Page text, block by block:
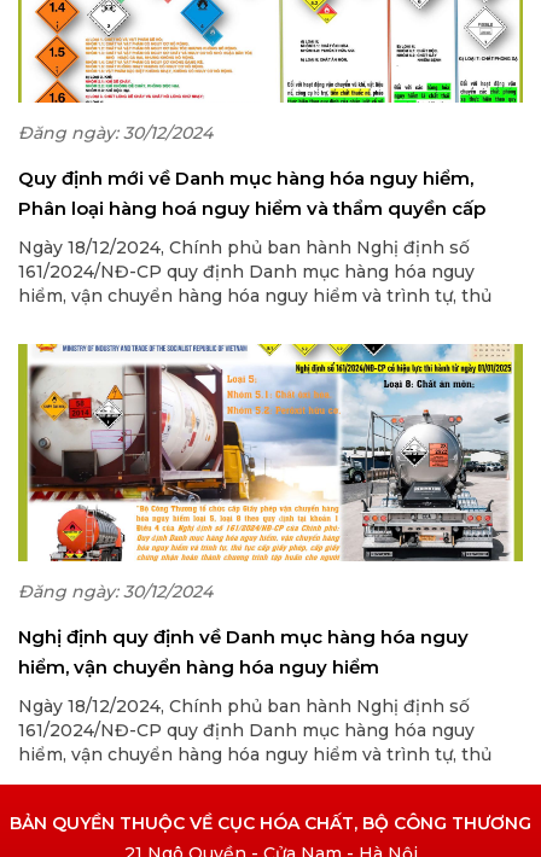
Đăng ngày: 30/12/2024
Quy định mới về Danh mục hàng hóa nguy hiểm,
Phân loại hàng hoá nguy hiểm và thẩm quyền cấp
Giấy phép vận chuyển hàng hóa nguy hiểm
Ngày 18/12/2024, Chính phủ ban hành Nghị định số
161/2024/NĐ-CP quy định Danh mục hàng hóa nguy
hiểm, vận chuyển hàng hóa nguy hiểm và trình tự, thủ
chương trình tập huấn cho người lái xe hoặc người áp tải
vận chuyển hàng hóa nguy hiểm trên đường bộ. Nghị
định có hiệu lực thi hành từ ngày 01/01/2025.
Đăng ngày: 30/12/2024
Nghị định quy định về Danh mục hàng hóa nguy
hiểm, vận chuyển hàng hóa nguy hiểm
Ngày 18/12/2024, Chính phủ ban hành Nghị định số
161/2024/NĐ-CP quy định Danh mục hàng hóa nguy
hiểm, vận chuyển hàng hóa nguy hiểm và trình tự, thủ
vận chuyển hàng hóa nguy hiểm trên đường bộ.
BẢN QUYỀN THUỘC VỀ CỤC HÓA CHẤT, BỘ CÔNG THƯƠNG